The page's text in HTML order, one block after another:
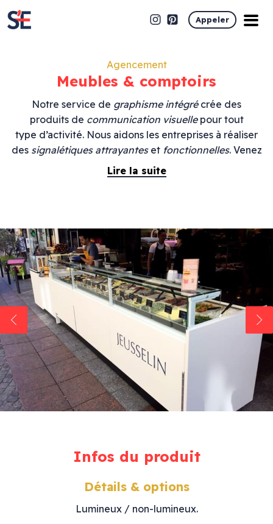
Appeler
Agencement
Meubles & comptoirs
Notre service de graphisme intégrécrée des
produits de communication visuellepour tout
type d’activité. Nous aidons les entreprises à réaliser
des signalétiques attrayanteset fonctionnelles. Venez
visiter notre show room situé route de Narbonne pour
découvrir tous nos nouveaux produits.
meuble comptoir professionnel, comptoir d’accueil
magasin, fabricant comptoir bar professionnel.
Lire la suite
Infos du produit
Détails & options
Lumineux / non-lumineux.